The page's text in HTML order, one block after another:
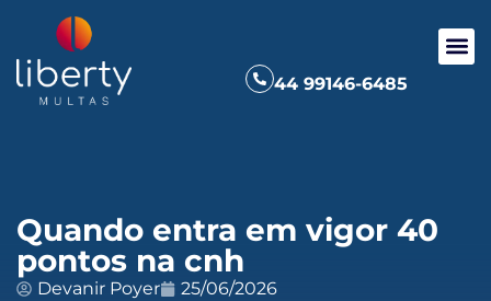
44 99146-6485
Quando entra em vigor 40
pontos na cnh
Devanir Poyer 25/06/2026